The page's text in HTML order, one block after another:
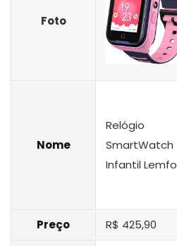
Foto
Nome
Relógio
SmartWatch
Infantil Lemfo
Preço R$ 425,90